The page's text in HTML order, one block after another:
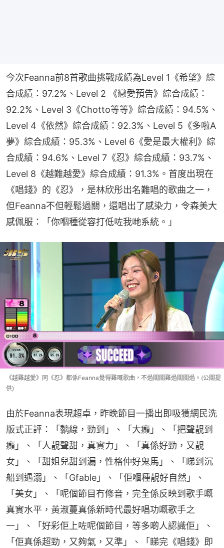
今次Feanna前8首歌曲挑戰成績為Level 1《希望》綜
合成績：97.2%、Level 2 《戀愛預告》綜合成績：
92.2%、Level 3《Chotto等等》綜合成績：94.5%、
Level 4《依然》綜合成績：92.3%、Level 5《多啦A
夢》綜合成績：95.3%、Level 6《愛是最大權利》綜
合成績：94.6%、Level 7《忍》綜合成績：93.7%、
Level 8《越難越愛》綜合成績：91.3%。首度出現在
《唱錢》的《忍》，是林欣彤出名難唱的歌曲之一，
但Feanna不但輕鬆過關，還唱出了感染力，令森美大
感佩服：「你嗰種從容打低咗我哋系統。」
《越難越愛》同《忍》都係Feanna覺得難嘅歌曲，不過關關難過關關過。(公關提
供)
由於Feanna表現超卓，昨晚節目一播出即吸獲網民洗
版式正評：「黐線，勁到」、「大癲」、「把聲靚到
癲」、「人靚聲甜，真實力」、「真係好勁，又靚
女」、「甜姐兒甜到漏，性格仲好鬼馬」、「睇到沉
船到遇溺」、「Gfable」、「佢嗰種靚好自然」、
「美女」、「呢個節目冇修音，完全係反映到歌手嘅
真實水平，黃淑蔓真係新時代最好唱功嘅歌手之
一」、「好彩佢上咗呢個節目，等多啲人認識佢」、
「佢真係超勁，又夠氣，又準」、「睇完《唱錢》即